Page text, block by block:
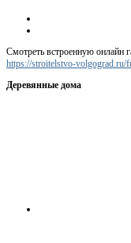
Смотреть встроенную онлайн
https://stroitelstvo-volgograd.ru/
Деревянные дома